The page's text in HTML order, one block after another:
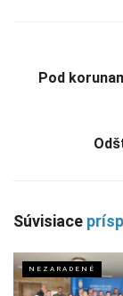
Pod
Súvisiace
NEZARADENÉ